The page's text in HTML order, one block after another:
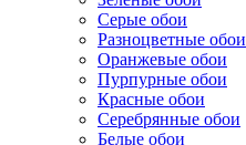
Серые обои
Разноцветные обои
Оранжевые обои
Пурпурные обои
Красные обои
Серебрянные обои
Белые обои